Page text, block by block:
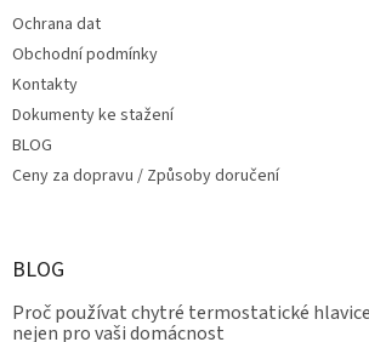
Ochrana dat
Obchodní podmínky
Kontakty
Dokumenty ke stažení
BLOG
Ceny za dopravu / Způsoby doručení
BLOG
Proč používat chytré termostatické
nejen pro vaši domácnost